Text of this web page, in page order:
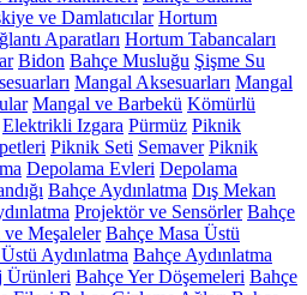
ve Damlatıcılar Hortum
Aparatları Hortum Tabancaları
Bidon Bahçe Musluğu Şişme Su
Mangal Aksesuarları Mangal
Mangal ve Barbekü Kömürlü
Elektrikli Izgara Pürmüz Piknik
Piknik Seti Semaver Piknik
Depolama Evleri Depolama
Bahçe Aydınlatma Dış Mekan
Projektör ve Sensörler Bahçe
Meşaleler Bahçe Masa Üstü
Aydınlatma Bahçe Aydınlatma
Ürünleri Bahçe Yer Döşemeleri Bahçe